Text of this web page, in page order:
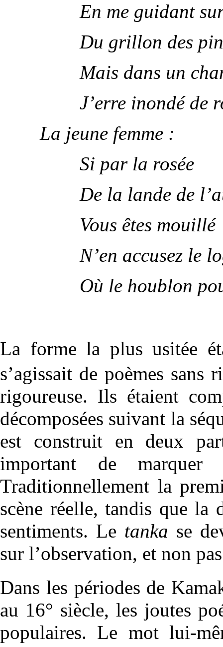
En me guidant
Du grillon des
Mais dans un
J’erre inondé de
La jeune femme :
Si par la rosée
De la lande de
Vous êtes mouillé
N’en accusez le
Où le houblon
La forme la plus usitée
s’agissait de poèmes
rigoureuse. Ils étaient
décomposées suivant la
est construit en deux
important de
Traditionnellement la
scène réelle, tandis que la
sentiments. Le tanka se
sur l’observation, et non
Dans les périodes de
au 16° siècle, les joutes
populaires. Le mot lui-